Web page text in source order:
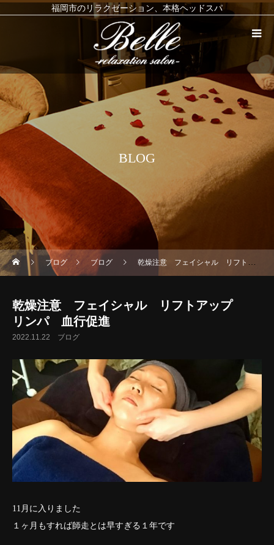
福岡市のリラクゼーション、本格ヘッドスパ
BLOG
ブログ ブログ 乾燥注意 フェイシャル リフトアップ リンパ 血行促進
乾燥注意 フェイシャル リフトアップ
リンパ 血行促進
2022.11.22 ブログ
11月に入りました
１ヶ月もすれば師走とは早すぎる１年です